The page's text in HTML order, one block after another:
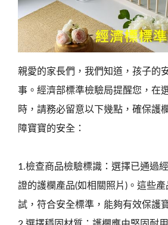
親愛的家長們，我們知道，孩子的
事。經濟部標準檢驗局提醒您，在
時，請務必留意以下幾點，確保護
障寶寶的安全：
1.檢查商品檢驗標識：選擇已通過
證的護欄產品(如相關照片)。這些產
試，符合安全標準，能夠有效保護